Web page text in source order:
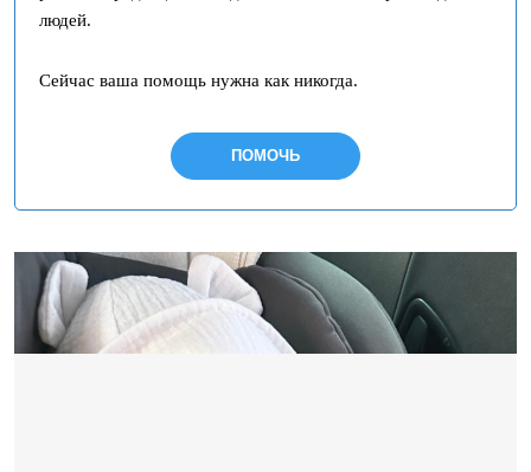
людей.
Сейчас ваша помощь нужна как никогда.
ПОМОЧЬ